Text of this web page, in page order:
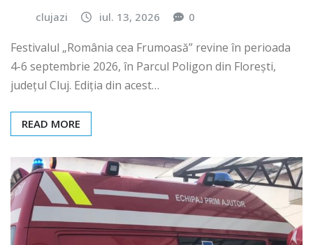
clujazi iul. 13, 2026 0
Festivalul „România cea Frumoasă” revine în perioada
4-6 septembrie 2026, în Parcul Poligon din Floreşti,
județul Cluj. Ediția din acest…
READ MORE